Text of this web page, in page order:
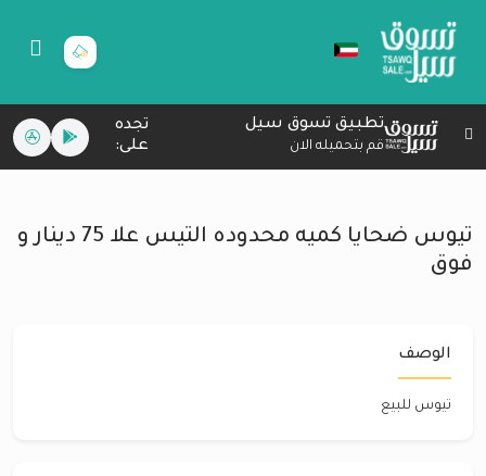
تطبيق تسوق سيل
قم بتحميله الان
تجده
على:
تيوس ضحايا كميه محدوده التيس علا 75 دينار و
فوق
الوصف
تيوس للبيع